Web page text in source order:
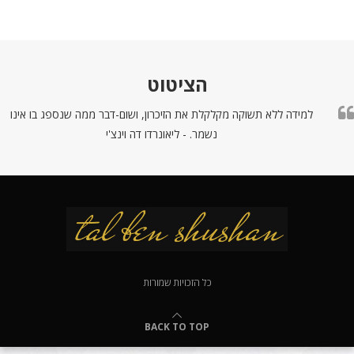
הציטוט
למידה ללא תשוקה מקלקלת את הזיכרון, ושום-דבר ממה שנספג בו אינו
נשמר. - ליאונרדו דה וינצ'י
כל הזכויות שמורות
BACK TO TOP